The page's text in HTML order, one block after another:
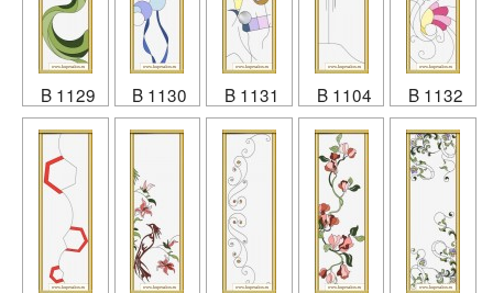
B 1129 B 1130 B 1131 B 1104 B 1132